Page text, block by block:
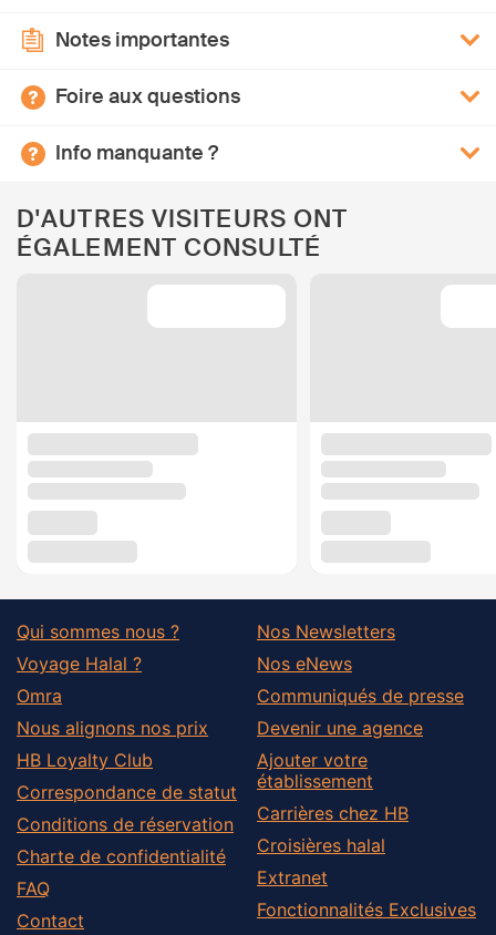
Notes importantes
Foire aux questions
Info manquante ?
D'AUTRES VISITEURS ONT
ÉGALEMENT CONSULTÉ
Qui sommes nous ?
Voyage Halal ?
Omra
Nous alignons nos prix
HB Loyalty Club
Correspondance de statut
Conditions de réservation
Charte de confidentialité
FAQ
Contact
Nos Newsletters
Nos eNews
Communiqués de presse
Devenir une agence
Ajouter votre
établissement
Carrières chez HB
Croisières halal
Extranet
Fonctionnalités Exclusives